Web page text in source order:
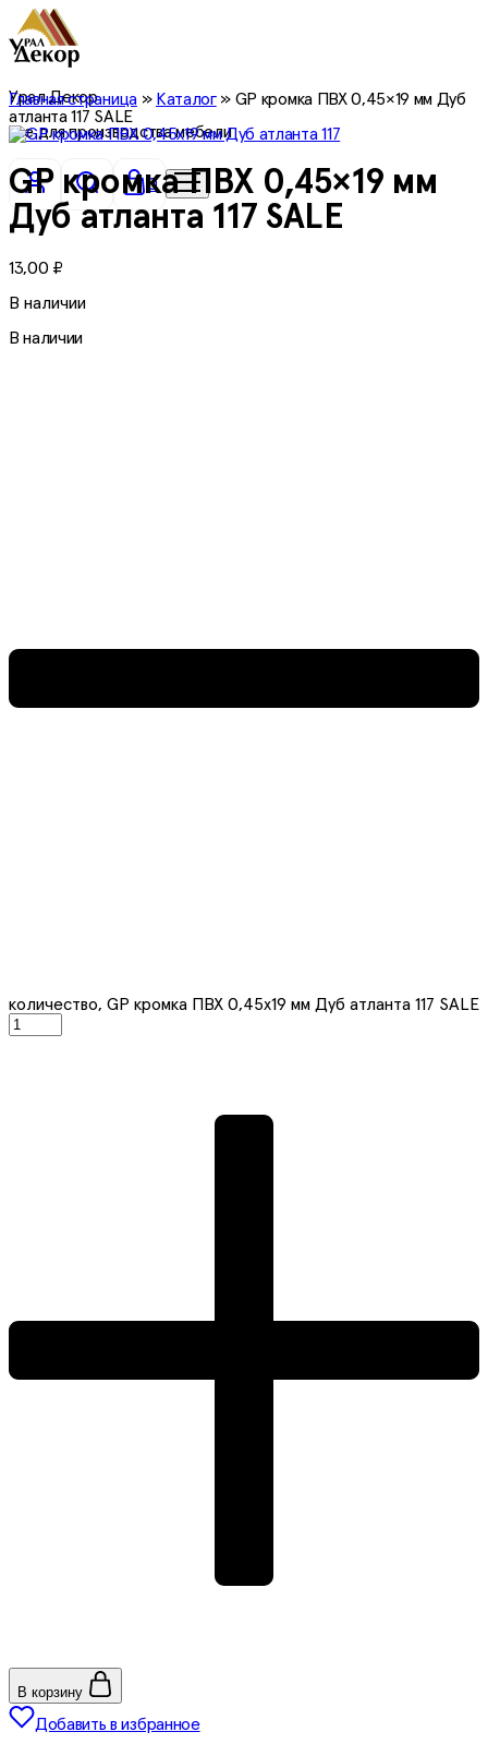
Урал Декор
все для производства мебели
0
Главная страница» Каталог» GP кромка ПВХ 0,45×19 мм Дуб
атланта 117 SALE
GP кромка ПВХ 0,45×19 мм
Дуб атланта 117 SALE
13,00 ₽
В наличии
В наличии
количество, GP кромка ПВХ 0,45x19 мм Дуб атланта 117 SALE
В корзину
Добавить в избранное